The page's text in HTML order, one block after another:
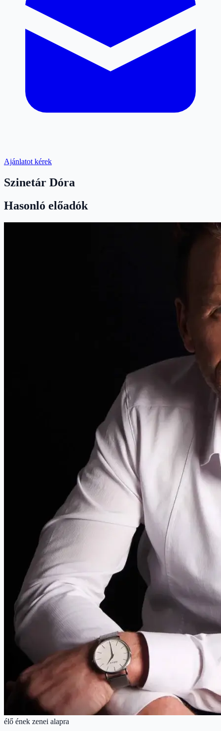
Ajánlatot kérek
Szinetár Dóra
Hasonló előadók
élő ének zenei alapra